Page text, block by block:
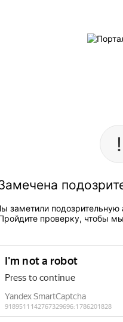
заметили подозрительную
проверку, чтобы